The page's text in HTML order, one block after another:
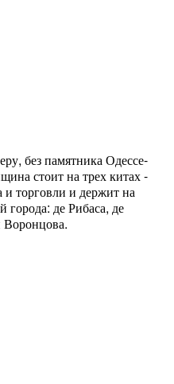
без памятника Одессе-
стоит на трех китах -
торговли и держит на
города: де Рибаса, де